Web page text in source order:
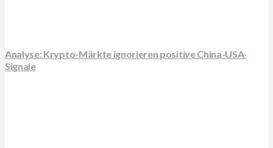
Analyse: Krypto-Märkte ignorieren positive China-USA-
Signale